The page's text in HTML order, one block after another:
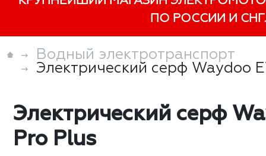
ПО РОССИИ И СНГ.
Водный электротранспорт
Электрический серф Waydoo
Электрический серф
Pro Plus